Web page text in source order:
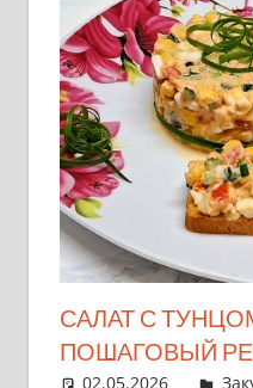
САЛАТ С
ПОШАГОВЫЙ
02.05.2026